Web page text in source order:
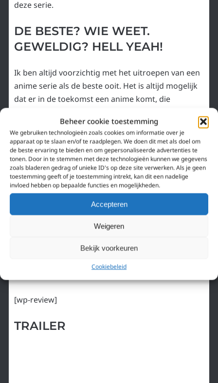
Beheer cookie toestemming
We gebruiken technologieën zoals cookies om informatie over je
apparaat op te slaan en/of te raadplegen. We doen dit met als doel om
de beste ervaring te bieden en om gepersonaliseerde advertenties te
tonen. Door in te stemmen met deze technologieën kunnen we gegevens
zoals bladeren gedrag of unieke ID's op deze site verwerken. Als je geen
toestemming geeft of je toestemming intrekt, kan dit een nadelige
invloed hebben op bepaalde functies en mogelijkheden.
Accepteren
Weigeren
Bekijk voorkeuren
Cookiebeleid
deze serie.
DE BESTE? WIE WEET.
GEWELDIG? HELL YEAH!
Ik ben altijd voorzichtig met het uitroepen van een
anime serie als de beste ooit. Het is altijd mogelijk
dat er in de toekomst een anime komt, die
Dat dit een geweldige anime is, dat staat als een
huis. Bovendien oogt en voelt FMA altijd nieuw
wanneer je de anime kijkt. De stijl is typisch
shounen, maar ontzettend cool en bomvol
kwaliteit. Een serie die je niet snel verget.
Daarom knik ik uitbundig, wanneer je vraagt of je
series kijken. Deze serie over en over kijken kan
[wp-review]
TRAILER